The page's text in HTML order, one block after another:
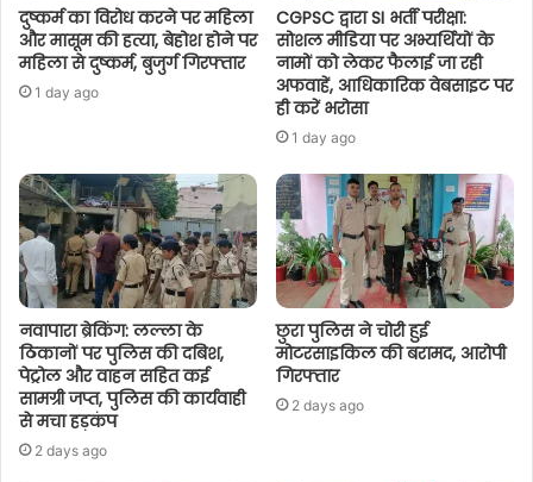
दुष्कर्म का विरोध करने पर महिला
और मासूम की हत्या, बेहोश होने पर
महिला से दुष्कर्म, बुजुर्ग गिरफ्तार
1 day ago
CGPSC द्वारा SI भर्ती परीक्षा:
सोशल मीडिया पर अभ्यर्थियों के
नामों को लेकर फैलाई जा रही
अफवाहें, आधिकारिक वेबसाइट पर
ही करें भरोसा
1 day ago
नवापारा ब्रेकिंग: लल्ला के
ठिकानों पर पुलिस की दबिश,
पेट्रोल और वाहन सहित कई
सामग्री जप्त, पुलिस की कार्यवाही
से मचा हड़कंप
2 days ago
छुरा पुलिस ने चोरी हुई
मोटरसाइकिल की बरामद, आरोपी
गिरफ्तार
2 days ago